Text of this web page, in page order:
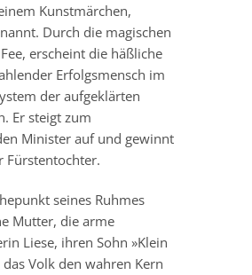
Kunstmärchen,
Durch die magischen
erscheint die häßliche
Erfolgsmensch im
der aufgeklärten
Er steigt zum
Minister auf und gewinnt
Fürstentochter.
seines Ruhmes
Mutter, die arme
Liese, ihren Sohn »Klein
das Volk den wahren Kern